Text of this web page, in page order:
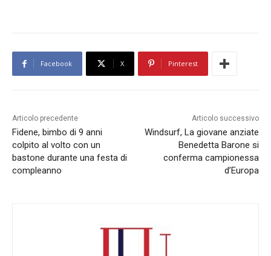
Facebook X Pinterest
Articolo precedente
Fidene, bimbo di 9 anni
colpito al volto con un
bastone durante una festa di
compleanno
Articolo successivo
Windsurf, La giovane anziate
Benedetta Barone si
conferma campionessa
d’Europa